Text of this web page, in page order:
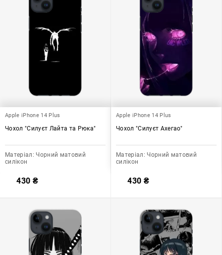
Apple iPhone 14 Plus
Чохол "Силуєт Лайта та Рюка"
Матеріал: Чорний матовий
силікон
430 ₴
Apple iPhone 14 Plus
Чохол "Силуєт Ахегао"
Матеріал: Чорний матовий
силікон
430 ₴